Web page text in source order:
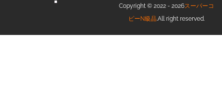
Copyright © 2022 - 2026スーパーコ
ピーN級品 .All right reserved.